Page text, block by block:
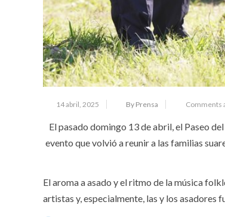
14 abril, 2025 By Prensa Comments
El pasado domingo 13 de abril, el Paseo
evento que volvió a reunir a las familias
El aroma a asado y el ritmo de la música
artistas y, especialmente, las y los asadores